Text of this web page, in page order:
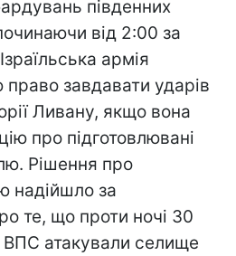
південних
від 2:00 за
армія
право завдавати ударів
Ливану, якщо вона
про підготовлювані
Рішення про
надійшло за
те, що проти ночі 30
ВПС атакували селище